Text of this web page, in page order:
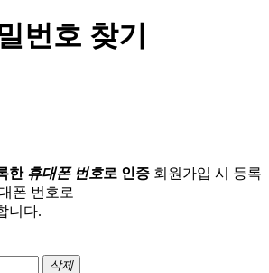
번호 찾기
한 휴대폰 번호로 인증 회원가입 시 등록
폰 번호로
니다.
삭제